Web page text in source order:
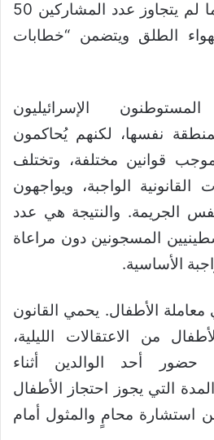
بالتظاهر دون تصريح ما لم يتجاوز عدد المشاركين 50
الطلق ويتضمن “خطابات
الإسرائيليون
نفسها، لكنهم يُحاكمون
قوانين مختلفة، وتختلف
الواجبة، ويواجهون
الجريمة. والنتيجة هي عدد
المسجونين دون مراعاة
الأساسية.
الأطفال. يحمي القانون
من الاعتقالات الليلية،
أحد الوالدين أثناء
التي يجوز احتجاز الأطفال
استشارة محامٍ والمثول أمام